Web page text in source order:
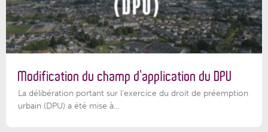
Modification du champ d’application du DPU
La délibération portant sur l’exercice du droit de préemption
urbain (DPU) a été mise à...